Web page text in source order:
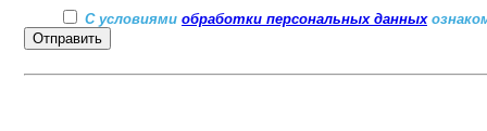
С условиями обработки персональных данных